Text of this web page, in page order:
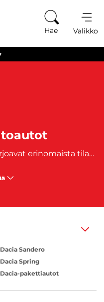
Hae Valikko
Dacia Lodgy -vaihtoautot tarjoavat erinomaista tilavuutta, käytännöllisyyttä ja kustannustehokkuutta, tehden siitä loistavan valinnan perheille ja niille, jotka tarvitsevat tilaa suuremmille matkustajamäärille tai tavaroille. Tämä edullinen tila-auto on suunniteltu erityisesti kuljettajille, jotka arvostavat reilua tavaratilaa, luotettavuutta ja mukavaa ajokokemusta ilman korkeita hankinta- tai käyttökustannuksia. Dacia Lodgy -vaihtoautot ovat varustettu taloudellisilla bensiini- ja dieselmoottoreilla, jotka tarjoavat riittävän suorituskyvyn sekä kaupungissa että maantieajossa. Lodgy on tunnettu siitä, että se tarjoaa runsaasti tilaa matkustajille ja tavaroille, pitäen samalla polttoaineenkulutuksen matalana. Tämä tekee siitä taloudellisen valinnan aktiiviseen perhe-elämään, jossa tarvitaan usein lisätilaa niin ihmisille kuin matkatavaroille.
Dacia Sandero
Dacia Spring
Dacia-pakettiautot